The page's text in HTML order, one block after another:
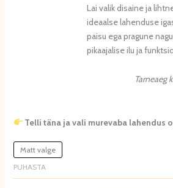
Lai valik disaine ja
ideaalse lahenduse
paisu ega pragune
pikaajalise ilu ja
Tarneaeg
Telli täna ja vali murevaba lahendus
Matt valge
PUHASTA